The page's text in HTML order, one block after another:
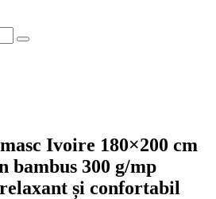
Ivoire 180×200 cm
bambus 300 g/mp
și confortabil